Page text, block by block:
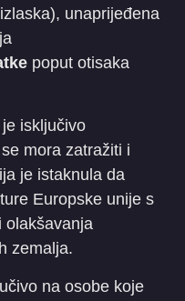
unaprijeđena
poput otisaka
je isključivo
mora zatražiti i
je istaknula da
Europske unije s
olakšavanja
zemalja.
na osobe koje